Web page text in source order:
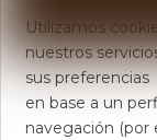
Utilizamos
nuestros
sus preferencias
en base a un
navegación (por